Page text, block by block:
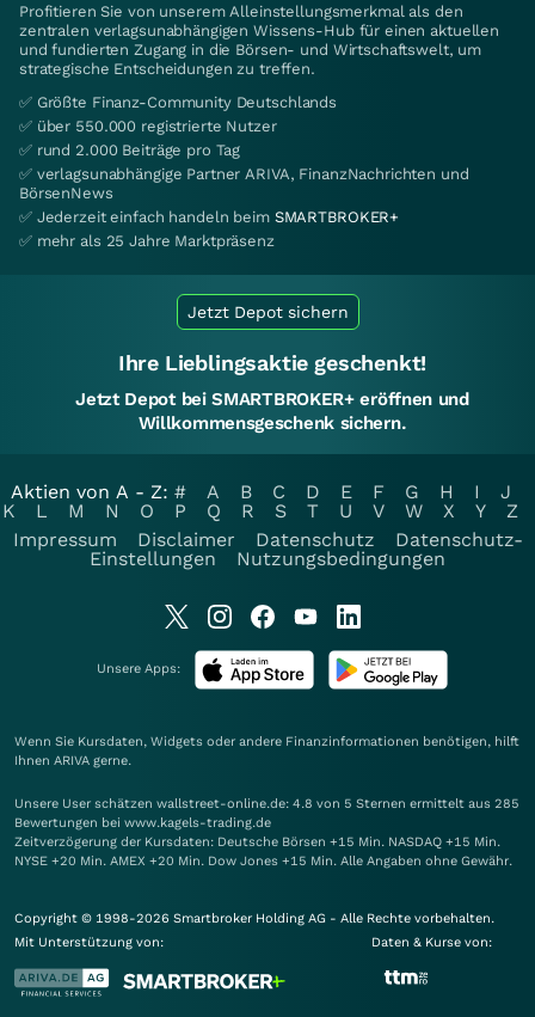
Profitieren Sie von unserem Alleinstellungsmerkmal als den
zentralen verlagsunabhängigen Wissens-Hub für einen aktuellen
und fundierten Zugang in die Börsen- und Wirtschaftswelt, um
strategische Entscheidungen zu treffen.
✅ Größte Finanz-Community Deutschlands
✅ über 550.000 registrierte Nutzer
✅ rund 2.000 Beiträge pro Tag
✅ verlagsunabhängige Partner ARIVA, FinanzNachrichten und
BörsenNews
✅ Jederzeit einfach handeln beim SMARTBROKER+
✅ mehr als 25 Jahre Marktpräsenz
Jetzt Depot sichern
Ihre Lieblingsaktie geschenkt!
Jetzt Depot bei SMARTBROKER+ eröffnen und
Willkommensgeschenk sichern.
Aktien von A - Z: # A B C D E F G H I
J
K
L M N O P Q R S T U V W X Y
Z
Impressum
Disclaimer Datenschutz
Datenschutz-
Einstellungen
Nutzungsbedingungen
Unsere Apps:
Wenn Sie Kursdaten, Widgets oder andere Finanzinformationen benötigen, hilft
Ihnen ARIVA gerne.
Unsere User schätzen wallstreet-online.de: 4.8 von 5 Sternen ermittelt aus 285
Bewertungen bei www.kagels-trading.de
Zeitverzögerung der Kursdaten: Deutsche Börsen +15 Min. NASDAQ +15 Min.
NYSE +20 Min. AMEX +20 Min. Dow Jones +15 Min. Alle Angaben ohne Gewähr.
Copyright © 1998-2026 Smartbroker Holding AG - Alle Rechte vorbehalten.
Mit Unterstützung von:
Daten & Kurse von: